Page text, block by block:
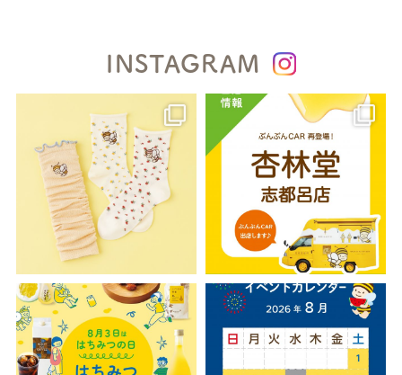
INSTAGRAM